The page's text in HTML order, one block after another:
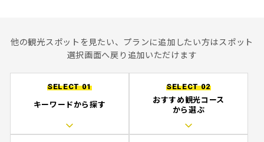
他の観光スポットを見たい、プランに追加したい方はスポット
選択画面へ戻り追加いただけます
SELECT 01
キーワードから探す
SELECT 02
おすすめ観光コース
から選ぶ